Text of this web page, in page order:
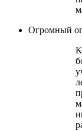
Огромный